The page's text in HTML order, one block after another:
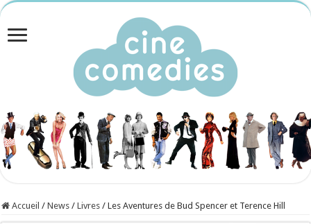
Accueil / News / Livres / Les Aventures de Bud Spencer et Terence Hill